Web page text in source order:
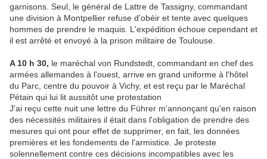
garnisons. Seul, le général de Lattre de Tassigny, commandant
une division à Montpellier refuse d'obéir et tente avec quelques
hommes de prendre le maquis. L'expédition échoue cependant et
il est arrêté et envoyé à la prison militaire de Toulouse.
A 10 h 30, le maréchal von Rundstedt, commandant en chef des
armées allemandes à l'ouest, arrive en grand uniforme à l'hôtel
du Parc, centre du pouvoir à Vichy, et est reçu par le Maréchal
Pétain qui lui lit aussitôt une protestation
J'ai reçu cette nuit une lettre du Führer m'annonçant qu'en raison
des nécessités militaires il était dans l'obligation de prendre des
mesures qui ont pour effet de supprimer, en fait, les données
premières et les fondements de l'armistice. Je proteste
solennellement contre ces décisions incompatibles avec les